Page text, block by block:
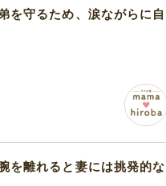
を守るため、涙ながらに自
を離れると妻には挑発的な